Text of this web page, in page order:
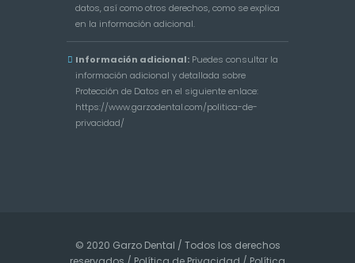
datos, así como otros derechos, como se explica
en la información adicional.
Información adicional: Puedes consultar la
información adicional y detallada sobre
Protección de Datos en el siguiente enlace:
https://www.garzodental.com/politica-de-
privacidad/
© 2020 Garzo Dental / Todos los derechos